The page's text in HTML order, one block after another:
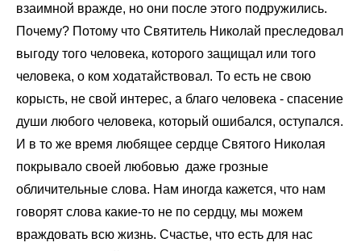
взаимной вражде, но они после этого подружились.
Почему? Потому что Святитель Николай преследовал
выгоду того человека, которого защищал или того
человека, о ком ходатайствовал. То есть не свою
корысть, не свой интерес, а благо человека - спасение
души любого человека, который ошибался, оступался.
И в то же время любящее сердце Святого Николая
покрывало своей любовью даже грозные
обличительные слова. Нам иногда кажется, что нам
говорят слова какие-то не по сердцу, мы можем
враждовать всю жизнь. Счастье, что есть для нас